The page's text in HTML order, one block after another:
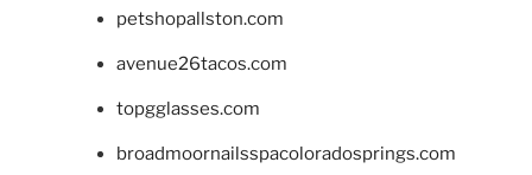
petshopallston.com
avenue26tacos.com
topgglasses.com
broadmoornailsspacoloradosprings.com